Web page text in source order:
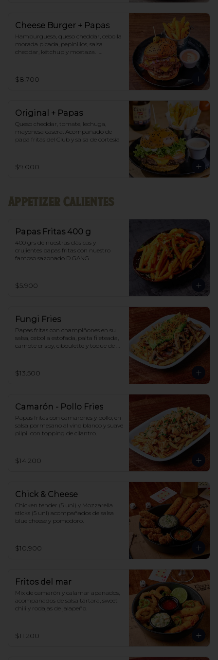
Cheese Burger + Papas
Hamburguesa, queso cheddar, cebolla
morada picada, pepinillos, salsa
cheddar, kétchup y mostaza.
$8.700
Original + Papas
Queso cheddar, tomate, lechuga,
mayonesa casera. Acompañado de
papa fritas del Club y salsa de cortesía
$9.000
Appetizer Calientes
Papas Fritas 400 g
400 grs de nuestras clásicas y
crujientes papas fritas con nuestro
famoso sazonado D GANG
$5.900
Fungi Fries
Papas fritas con champiñones en su
salsa, cebolla estofada, palta fileteada,
camote crispy, ciboulette y toque de
$13.500
Camarón - Pollo Fries
Papas fritas con camarones y pollo, en
salsa parmesano al vino blanco y suave
pilpil con topping de cilantro.
$14.200
Chick & Cheese
Chicken tender (5 uni) y Mozzarella
sticks (5 uni) acompañados de salsa
blue cheese y pomodoro.
$10.900
Fritos del mar
Mix de camarón y calamar apanados,
acompañados de salsa tártara, sweet
chili y rodajas de jalapeño.
$11.200